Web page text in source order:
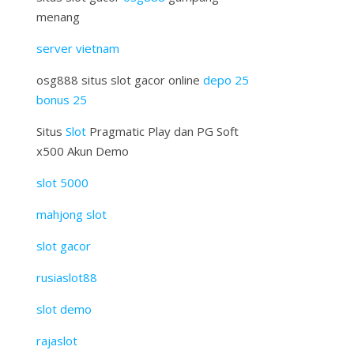
menang
server vietnam
osg888 situs slot gacor online depo 25
bonus 25
Situs Slot Pragmatic Play dan PG Soft
x500 Akun Demo
slot 5000
mahjong slot
slot gacor
rusiaslot88
slot demo
rajaslot